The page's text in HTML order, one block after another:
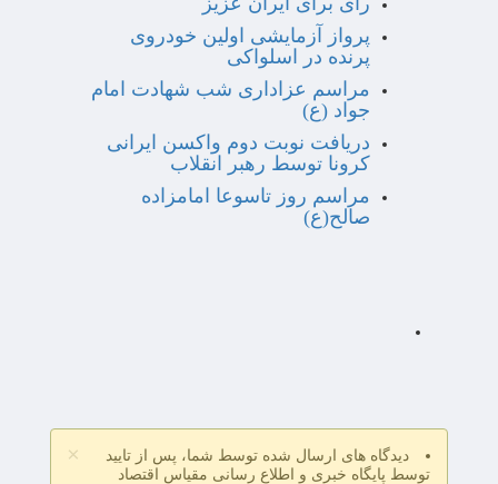
پرواز آزمایشی اولین خودروی
پرنده در اسلواکی
مراسم عزاداری شب شهادت امام
جواد (ع)
دریافت نوبت دوم واکسن ایرانی
کرونا توسط رهبر انقلاب
مراسم روز تاسوعا امامزاده
صالح(ع)
×
دیدگاه های ارسال شده توسط شما، پس از تایید
توسط پایگاه خبری و اطلاع رسانی مقیاس اقتصاد